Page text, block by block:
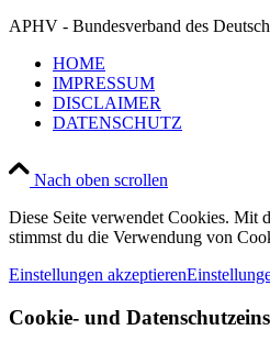
APHV - Bundesverband des
HOME
IMPRESSUM
DISCLAIMER
DATENSCHUTZ
Nach oben scrollen
Diese Seite verwendet Cookies. Mit
stimmst du die Verwendung von
Einstellungen akzeptieren
Cookie- und